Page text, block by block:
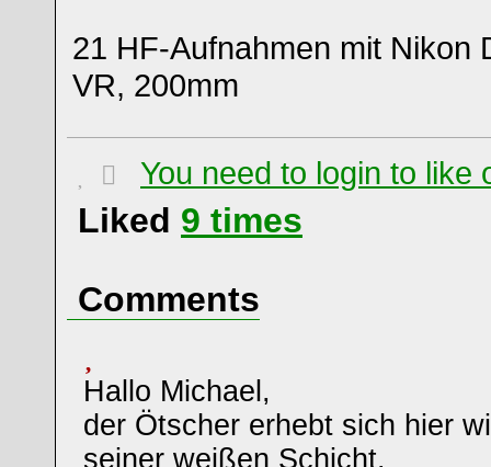
21 HF-Aufnahmen mit Nikon
VR, 200mm
You need to login to like
Liked 9 times
Comments
Hallo Michael,
der Ötscher erhebt sich hier
seiner weißen Schicht.